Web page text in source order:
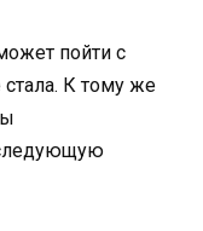
пойти с
К тому же